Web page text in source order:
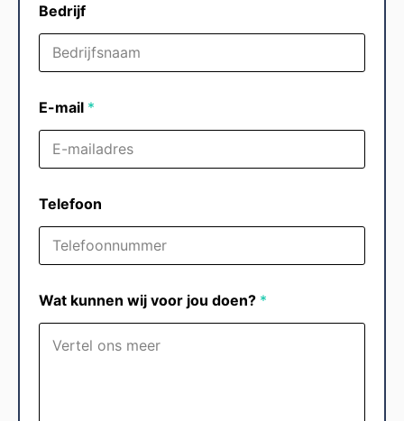
Bedrijf
E-mail *
Telefoon
Wat kunnen wij voor jou doen? *